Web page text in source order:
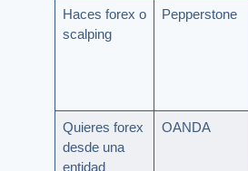
Haces forex o
scalping
Pepperstone
Quieres forex
desde una
entidad
OANDA